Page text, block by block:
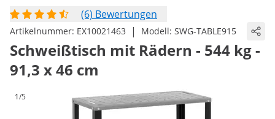
(6) Bewertungen
Artikelnummer: EX10021463 | Modell: SWG-TABLE915
Schweißtisch mit Rädern - 544 kg -
91,3 x 46 cm
1/5